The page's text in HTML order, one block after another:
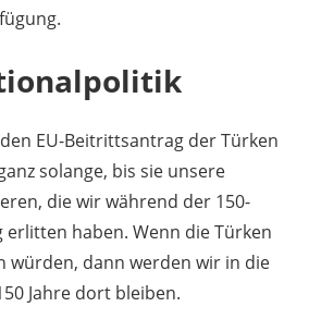
EU-Beitrittsantrag der Türken
solange, bis sie unsere
die wir während der 150-
erlitten haben. Wenn die Türken
würden, dann werden wir in die
Jahre dort bleiben.